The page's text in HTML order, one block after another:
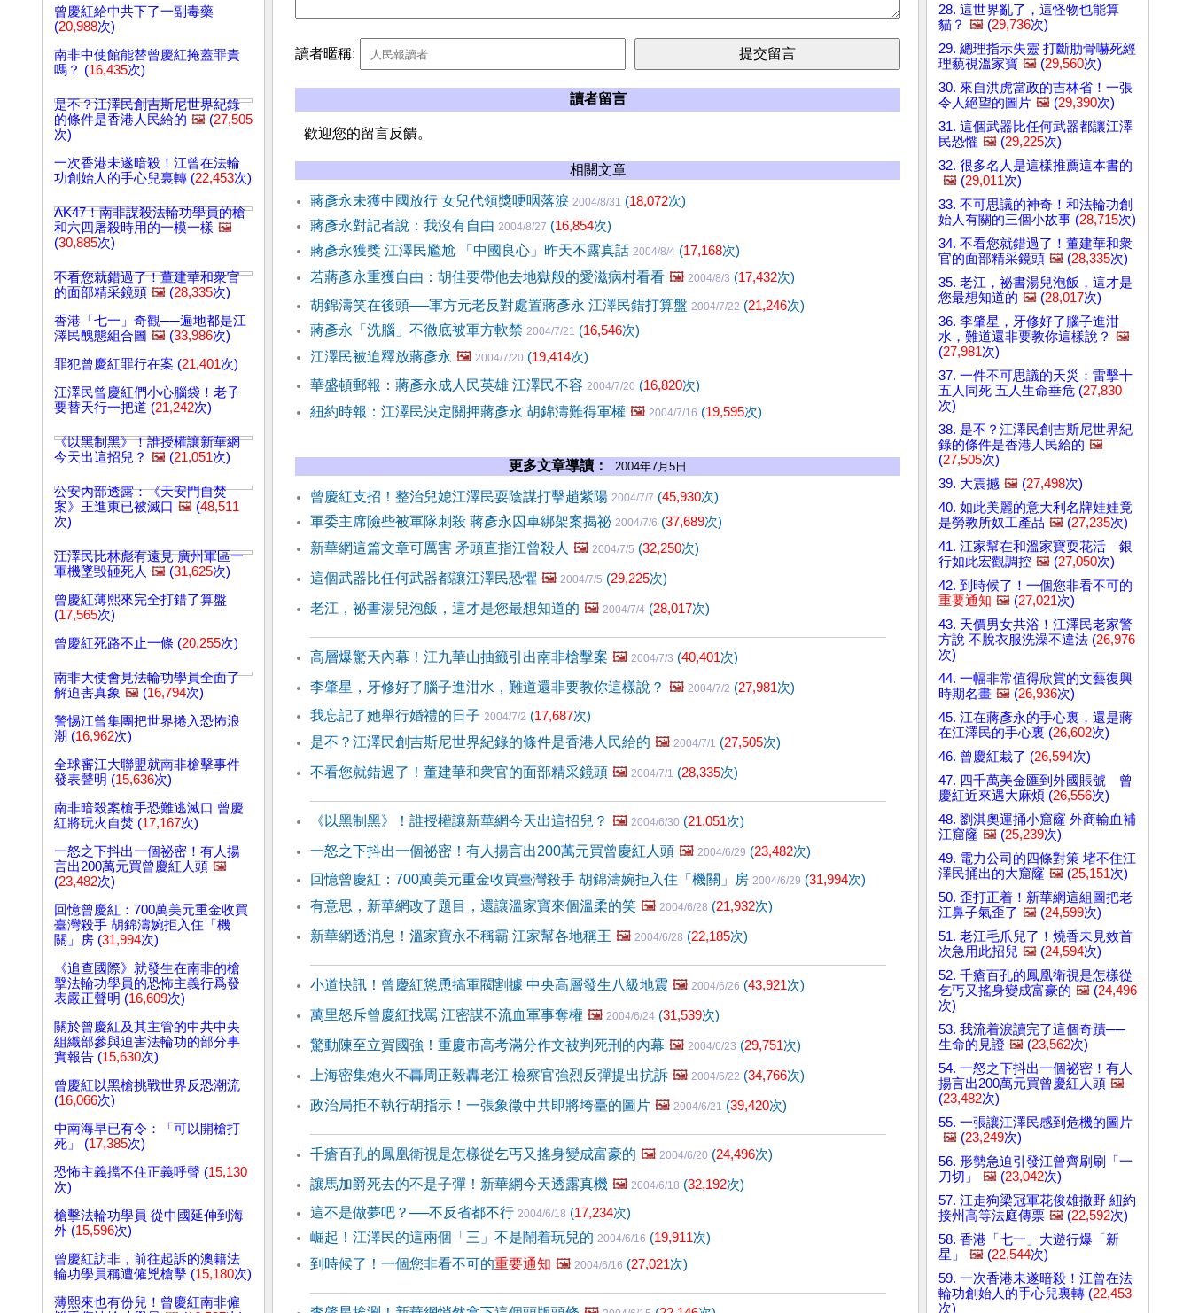
曾慶紅給中共下了一副毒藥
(20,988次)
南非中使館能替曾慶紅掩蓋罪責
嗎？ (16,435次)
是不？江澤民創吉斯尼世界紀錄
的條件是香港人民給的 🖼️ (27,505
次)
一次香港未遂暗殺！江曾在法輪
功創始人的手心兒裏轉 (22,453次)
AK47！南非謀殺法輪功學員的槍
和六四屠殺時用的一模一樣 🖼️
(30,885次)
不看您就錯過了！董建華和衆官
的面部精采鏡頭 🖼️ (28,335次)
香港「七一」奇觀──遍地都是江
澤民醜態組合圖 🖼️ (33,986次)
罪犯曾慶紅罪行在案 (21,401次)
江澤民曾慶紅們小心腦袋！老子
要替天行一把道 (21,242次)
《以黑制黑》！誰授權讓新華網
今天出這招兒？ 🖼️ (21,051次)
公安內部透露：《天安門自焚
案》王進東已被滅口 🖼️ (48,511
次)
江澤民比林彪有遠見 廣州軍區一
軍機墜毀砸死人 🖼️ (31,625次)
曾慶紅薄熙來完全打錯了算盤
(17,565次)
曾慶紅死路不止一條 (20,255次)
南非大使會見法輪功學員全面了
解迫害真象 🖼️ (16,794次)
警惕江曾集團把世界捲入恐怖浪
潮 (16,962次)
全球審江大聯盟就南非槍擊事件
發表聲明 (15,636次)
南非暗殺案槍手恐難逃滅口 曾慶
紅將玩火自焚 (17,167次)
一怒之下抖出一個祕密！有人揚
言出200萬元買曾慶紅人頭 🖼️
(23,482次)
回憶曾慶紅：700萬美元重金收買
臺灣殺手 胡錦濤婉拒入住「機
關」房 (31,994次)
《追查國際》就發生在南非的槍
擊法輪功學員的恐怖主義行爲發
表嚴正聲明 (16,609次)
關於曾慶紅及其主管的中共中央
組織部參與迫害法輪功的部分事
實報告 (15,630次)
曾慶紅以黑槍挑戰世界反恐潮流
(16,066次)
中南海早已有令：「可以開槍打
死」 (17,385次)
恐怖主義擋不住正義呼聲 (15,130
次)
槍擊法輪功學員 從中國延伸到海
外 (15,596次)
曾慶紅訪非，前往起訴的澳籍法
輪功學員稱遭僱兇槍擊 (15,180次)
薄熙來也有份兒！曾慶紅南非僱
讀者暱稱:
讀者留言
歡迎您的留言反饋。
相關文章
蔣彥永未獲中國放行 女兒代領獎哽咽落淚 2004/8/31 (18,072次)
蔣彥永對記者說：我沒有自由 2004/8/27 (16,854次)
蔣彥永獲獎 江澤民尷尬 「中國良心」昨天不露真話 2004/8/4 (17,168次)
若蔣彥永重獲自由：胡佳要帶他去地獄般的愛滋病村看看 🖼️ 2004/8/3 (17,432次)
胡錦濤笑在後頭──軍方元老反對處置蔣彥永 江澤民錯打算盤 2004/7/22 (21,246次)
蔣彥永「洗腦」不徹底被軍方軟禁 2004/7/21 (16,546次)
江澤民被迫釋放蔣彥永 🖼️ 2004/7/20 (19,414次)
華盛頓郵報：蔣彥永成人民英雄 江澤民不容 2004/7/20 (16,820次)
紐約時報：江澤民決定關押蔣彥永 胡錦濤難得軍權 🖼️ 2004/7/16 (19,595次)
更多文章導讀： 2004年7月5日
曾慶紅支招！整治兒媳江澤民耍陰謀打擊趙紫陽 2004/7/7 (45,930次)
軍委主席險些被軍隊刺殺 蔣彥永囚車綁架案揭祕 2004/7/6 (37,689次)
新華網這篇文章可厲害 矛頭直指江曾殺人 🖼️ 2004/7/5 (32,250次)
這個武器比任何武器都讓江澤民恐懼 🖼️ 2004/7/5 (29,225次)
老江，祕書湯兒泡飯，這才是您最想知道的 🖼️ 2004/7/4 (28,017次)
高層爆驚天內幕！江九華山抽籤引出南非槍擊案 🖼️ 2004/7/3 (40,401次)
李肇星，牙修好了腦子進泔水，難道還非要教你這樣說？ 🖼️ 2004/7/2 (27,981次)
我忘記了她舉行婚禮的日子 2004/7/2 (17,687次)
是不？江澤民創吉斯尼世界紀錄的條件是香港人民給的 🖼️ 2004/7/1 (27,505次)
不看您就錯過了！董建華和衆官的面部精采鏡頭 🖼️ 2004/7/1 (28,335次)
《以黑制黑》！誰授權讓新華網今天出這招兒？ 🖼️ 2004/6/30 (21,051次)
一怒之下抖出一個祕密！有人揚言出200萬元買曾慶紅人頭 🖼️ 2004/6/29 (23,482次)
回憶曾慶紅：700萬美元重金收買臺灣殺手 胡錦濤婉拒入住「機關」房 2004/6/29 (31,994次)
有意思，新華網改了題目，還讓溫家寶來個溫柔的笑 🖼️ 2004/6/28 (21,932次)
新華網透消息！溫家寶永不稱霸 江家幫各地稱王 🖼️ 2004/6/28 (22,185次)
小道快訊！曾慶紅慫恿搞軍閥割據 中央高層發生八級地震 🖼️ 2004/6/26 (43,921次)
萬里怒斥曾慶紅找罵 江密謀不流血軍事奪權 🖼️ 2004/6/24 (31,539次)
驚動陳至立賀國強！重慶市高考滿分作文被判死刑的內幕 🖼️ 2004/6/23 (29,751次)
上海密集炮火不轟周正毅轟老江 檢察官強烈反彈提出抗訴 🖼️ 2004/6/22 (34,766次)
政治局拒不執行胡指示！一張象徵中共即將垮臺的圖片 🖼️ 2004/6/21 (39,420次)
千瘡百孔的鳳凰衛視是怎樣從乞丐又搖身變成富豪的 🖼️ 2004/6/20 (24,496次)
讓馬加爵死去的不是子彈！新華網今天透露真機 🖼️ 2004/6/18 (32,192次)
這不是做夢吧？──不反省都不行 2004/6/18 (17,234次)
崛起！江澤民的這兩個「三」不是鬧着玩兒的 2004/6/16 (19,911次)
到時候了！一個您非看不可的重要通知 🖼️ 2004/6/16 (27,021次)
28. 這世界亂了，這怪物也能算
貓？ 🖼️ (29,736次)
29. 總理指示失靈 打斷肋骨嚇死經
理藐視溫家寶 🖼️ (29,560次)
30. 來自洪虎當政的吉林省！一張
令人絕望的圖片 🖼️ (29,390次)
31. 這個武器比任何武器都讓江澤
民恐懼 🖼️ (29,225次)
32. 很多名人是這樣推薦這本書的
🖼️ (29,011次)
33. 不可思議的神奇！和法輪功創
始人有關的三個小故事 (28,715次)
34. 不看您就錯過了！董建華和衆
官的面部精采鏡頭 🖼️ (28,335次)
35. 老江，祕書湯兒泡飯，這才是
您最想知道的 🖼️ (28,017次)
36. 李肇星，牙修好了腦子進泔
水，難道還非要教你這樣說？ 🖼️
(27,981次)
37. 一件不可思議的天災：雷擊十
五人同死 五人生命垂危 (27,830
次)
38. 是不？江澤民創吉斯尼世界紀
錄的條件是香港人民給的 🖼️
(27,505次)
39. 大震撼 🖼️ (27,498次)
40. 如此美麗的意大利名牌娃娃竟
是勞教所奴工產品 🖼️ (27,235次)
41. 江家幫在和溫家寶耍花活 銀
行如此宏觀調控 🖼️ (27,050次)
42. 到時候了！一個您非看不可的
重要通知 🖼️ (27,021次)
43. 天價男女共浴！江澤民老家警
方說 不脫衣服洗澡不違法 (26,976
次)
44. 一幅非常值得欣賞的文藝復興
時期名畫 🖼️ (26,936次)
45. 江在蔣彥永的手心裏，還是蔣
在江澤民的手心裏 (26,602次)
46. 曾慶紅栽了 (26,594次)
47. 四千萬美金匯到外國賬號 曾
慶紅近來遇大麻煩 (26,556次)
48. 劉淇奧運捅小窟窿 外商輸血補
江窟窿 🖼️ (25,239次)
49. 電力公司的四條對策 堵不住江
澤民捅出的大窟窿 🖼️ (25,151次)
50. 歪打正着！新華網這組圖把老
江鼻子氣歪了 🖼️ (24,599次)
51. 老江毛爪兒了！燒香未見效首
次急用此招兒 🖼️ (24,594次)
52. 千瘡百孔的鳳凰衛視是怎樣從
乞丐又搖身變成富豪的 🖼️ (24,496
次)
53. 我流着淚讀完了這個奇蹟──
生命的見證 🖼️ (23,562次)
54. 一怒之下抖出一個祕密！有人
揚言出200萬元買曾慶紅人頭 🖼️
(23,482次)
55. 一張讓江澤民感到危機的圖片
🖼️ (23,249次)
56. 形勢急迫引發江曾齊刷刷「一
刀切」
🖼️ (23,042次)
57. 江走狗梁冠軍花俊雄撒野 紐約
接州高等法庭傳票 🖼️ (22,592次)
58. 香港「七一」大遊行爆「新
星」
🖼️ (22,544次)
59. 一次香港未遂暗殺！江曾在法
輪功創始人的手心兒裏轉 (22,453
次)